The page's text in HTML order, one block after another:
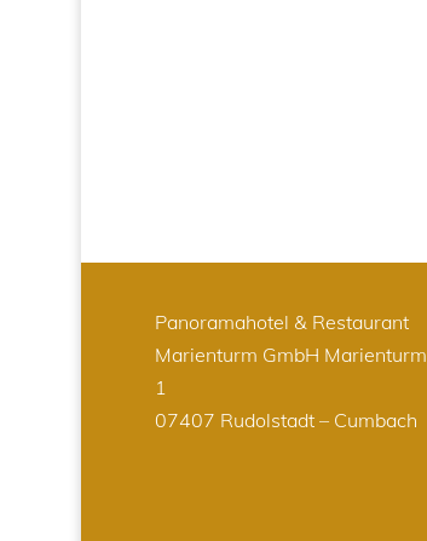
Panoramahotel & Restaurant
Marienturm GmbH Marienturm
1
07407 Rudolstadt – Cumbach